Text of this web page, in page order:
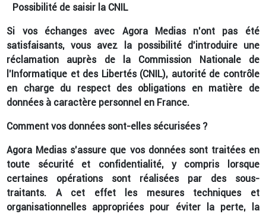
Possibilité de saisir la CNIL
Si vos échanges avec Agora Medias n’ont pas été
satisfaisants, vous avez la possibilité d’introduire une
réclamation auprès de la Commission Nationale de
l’Informatique et des Libertés (CNIL), autorité de contrôle
en charge du respect des obligations en matière de
données à caractère personnel en France.
Comment vos données sont-elles sécurisées ?
Agora Medias s’assure que vos données sont traitées en
toute sécurité et confidentialité, y compris lorsque
certaines opérations sont réalisées par des sous-
traitants. A cet effet les mesures techniques et
organisationnelles appropriées pour éviter la perte, la